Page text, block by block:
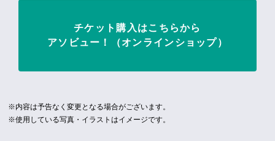
チケット購入はこちらから
アソビュー！（オンラインショップ）
※内容は予告なく変更となる場合がございます。
※使用している写真・イラストはイメージです。